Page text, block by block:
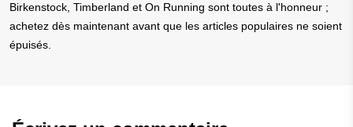
Birkenstock, Timberland et On Running sont toutes à l'honneur ;
achetez dès maintenant avant que les articles populaires ne soient
épuisés.